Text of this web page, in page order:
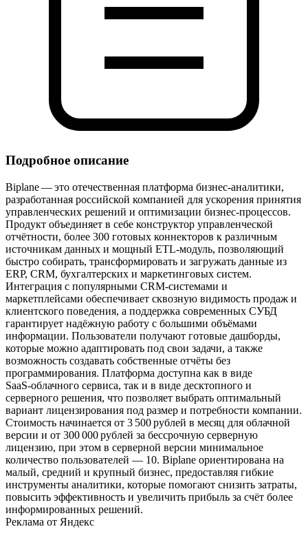
Подробное описание
Biplane — это отечественная платформа бизнес‑аналитики,
разработанная российской компанией для ускорения принятия
управленческих решений и оптимизации бизнес‑процессов.
Продукт объединяет в себе конструктор управленческой
отчётности, более 300 готовых коннекторов к различным
источникам данных и мощный ETL‑модуль, позволяющий
быстро собирать, трансформировать и загружать данные из
ERP, CRM, бухгалтерских и маркетинговых систем.
Интеграция с популярными CRM‑системами и
маркетплейсами обеспечивает сквозную видимость продаж и
клиентского поведения, а поддержка современных СУБД
гарантирует надёжную работу с большими объёмами
информации. Пользователи получают готовые дашборды,
которые можно адаптировать под свои задачи, а также
возможность создавать собственные отчёты без
программирования. Платформа доступна как в виде
SaaS‑облачного сервиса, так и в виде десктопного и
серверного решения, что позволяет выбрать оптимальный
вариант лицензирования под размер и потребности компании.
Стоимость начинается от 3 500 рублей в месяц для облачной
версии и от 300 000 рублей за бессрочную серверную
лицензию, при этом в серверной версии минимальное
количество пользователей — 10. Biplane ориентирована на
малый, средний и крупный бизнес, предоставляя гибкие
инструменты аналитики, которые помогают снизить затраты,
повысить эффективность и увеличить прибыль за счёт более
информированных решений.
Реклама от Яндекс